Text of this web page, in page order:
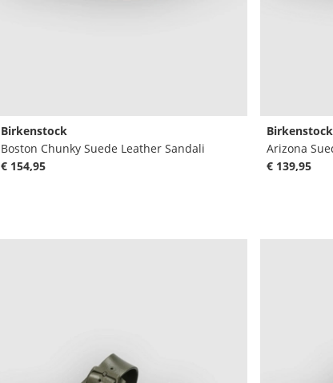
Birkenstock
Boston Chunky Suede Leather Sandali
€ 154,95
Birkenstock
Arizona
€ 139,95